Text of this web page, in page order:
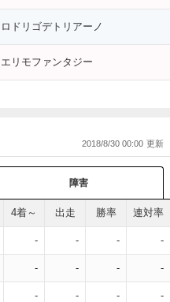
ロドリゴデトリアーノ
エリモファンタジー
2018/8/30 00:00
障害
4着～ 出走 勝率 連対率
- - - -
- - - -
- - - -